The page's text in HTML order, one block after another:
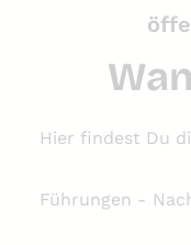
Hier findest Du
Führungen -